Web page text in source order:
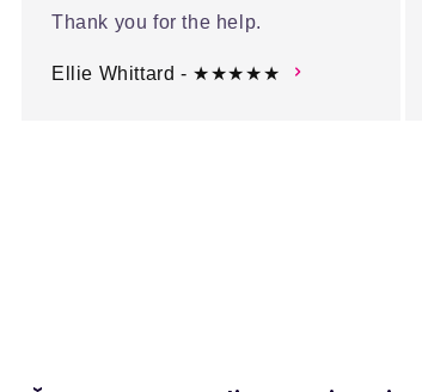
Thank you for the help.
Ellie Whittard - ★★★★★